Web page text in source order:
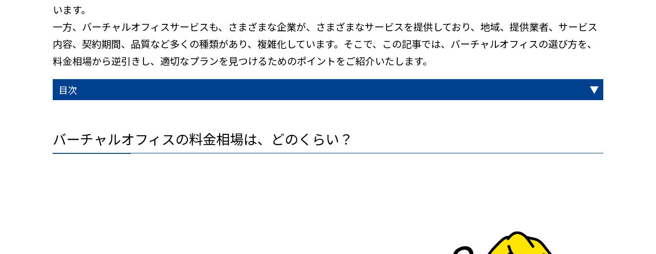
います。
一方、バーチャルオフィスサービスも、さまざまな企業が、さまざまなサービスを提供しており、地域、提供業者、サービス
内容、契約期間、品質など多くの種類があり、複雑化しています。そこで、この記事では、バーチャルオフィスの選び方を、
料金相場から逆引きし、適切なプランを見つけるためのポイントをご紹介いたします。
目次
バーチャルオフィスの料金相場は、どのくらい？